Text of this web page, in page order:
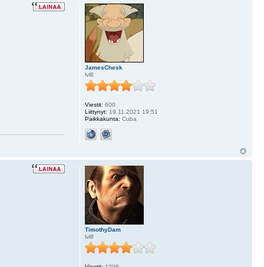
JamesChesk
lvl8
Viestit: 600
Liittynyt: 19.11.2021 19:51
Paikkakunta: Cuba
TimothyDam
lvl8